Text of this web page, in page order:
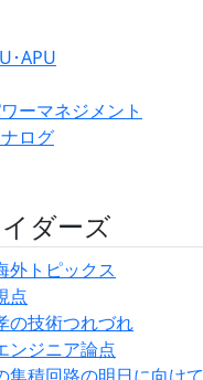
･APU
ーマネジメント
ログ
ダーズ
外トピックス
点
の技術つれづれ
ンジニア論点
集積回路の明日に向けて